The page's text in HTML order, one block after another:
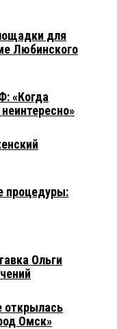
для
Любинского
«Когда
процедуры:
Ольги
открылась
Омск»